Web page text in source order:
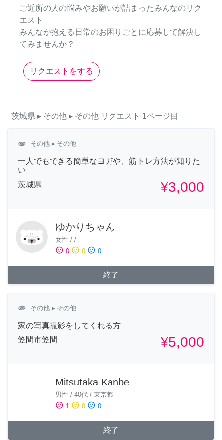
ご近所の人の悩みやお願いが詰まったみんなのリク
エスト
みんなが抱える日常のお困りごとに応募して解決し
てみませんか？
リクエストをする
茨城県 ▸ その他 ▸ その他 リクエスト 1ページ目
attachment その他 ▸ その他
一人でもできる簡単なヨガや、筋トレ方法が知りた
い
茨城県
¥3,000
ゆかりちゃん
女性 / /
sentiment_satisfied 0 sentiment_neutral 0 sentiment_dissatisfied 0
終了
attachment その他 ▸ その他
家の写真撮影をしてくれる方
笠間市笠間
¥5,000
Mitsutaka Kanbe
男性 / 40代 / 東京都
sentiment_satisfied 1 sentiment_neutral 0 sentiment_dissatisfied 0
終了